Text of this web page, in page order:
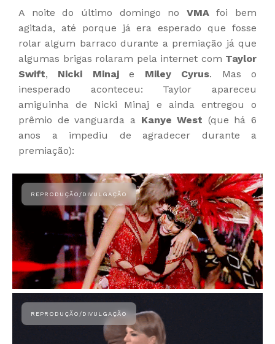
A noite do último domingo no VMAfoi bem
agitada, até porque já era esperado que fosse
rolar algum barraco durante a premiação já que
algumas brigas rolaram pela internet com Taylor
Swift, Nicki Minaje Miley Cyrus. Mas o
inesperado aconteceu: Taylor apareceu
amiguinha de Nicki Minaj e ainda entregou o
prêmio de vanguarda a Kanye West (que há 6
anos a impediu de agradecer durante a
premiação):